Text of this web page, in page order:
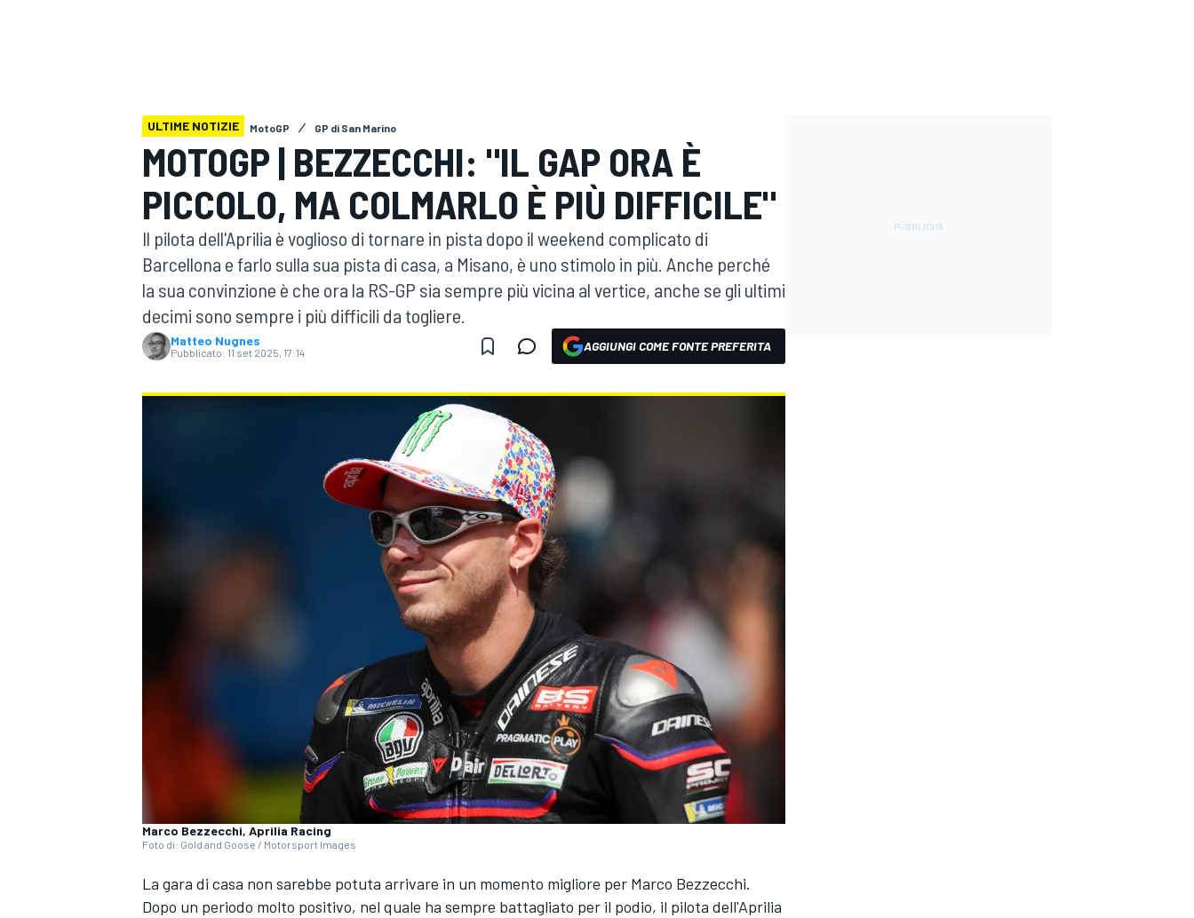
WRC
ULTIME NOTIZIE MotoGP GP di San Marino
MOTOGP | BEZZECCHI: "IL GAP ORA È
PICCOLO, MA COLMARLO È PIÙ DIFFICILE"
Il pilota dell'Aprilia è voglioso di tornare in pista dopo il weekend complicato di
Barcellona e farlo sulla sua pista di casa, a Misano, è uno stimolo in più. Anche perché
la sua convinzione è che ora la RS-GP sia sempre più vicina al vertice, anche se gli ultimi
decimi sono sempre i più difficili da togliere.
Matteo Nugnes
Pubblicato: 11 set 2025, 17:14 AGGIUNGI COME FONTE PREFERITA
Marco Bezzecchi, Aprilia Racing
Foto di: Gold and Goose / Motorsport Images
La gara di casa non sarebbe potuta arrivare in un momento migliore per Marco Bezzecchi.
Dopo un periodo molto positivo, nel quale ha sempre battagliato per il podio, il pilota dell'Aprilia